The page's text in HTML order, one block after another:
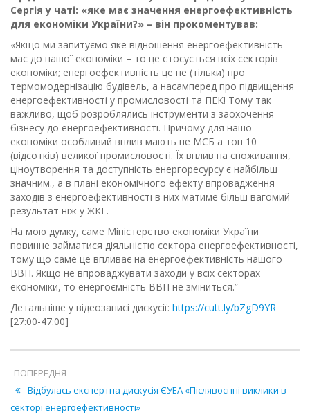
Сергія у чаті: «яке має значення енергоефективність
для економіки України?» – він прокоментував:
«Якщо ми запитуємо яке відношення енергоефективність
має до нашої економіки – то це стосується всіх секторів
економіки; енергоефективність це не (тільки) про
термомодернізацію будівель, а насамперед про підвищення
енергоефективності у промисловості та ПЕК! Тому так
важливо, щоб розроблялись інструменти з заохочення
бізнесу до енергоефективності. Причому для нашої
економіки особливий вплив мають не МСБ а топ 10
(відсотків) великої промисловості. Їх вплив на споживання,
ціноутворення та доступність енергоресурсу є найбільш
значним., а в плані економічного ефекту впровадження
заходів з енергоефективності в них матиме більш вагомий
результат ніж у ЖКГ.
На мою думку, саме Міністерство економіки України
повинне займатися діяльністю сектора енергоефективності,
тому що саме це впливає на енергоефективність нашого
ВВП. Якщо не впроваджувати заходи у всіх секторах
економіки, то енергоємність ВВП не зміниться.”
Детальніше у відеозаписі дискусії: https://cutt.ly/bZgD9YR
[27:00-47:00]
ПОПЕРЕДНЯ
Відбулась експертна дискусія ЄУЕА «Післявоєнні виклики в
секторі енергоефективності»